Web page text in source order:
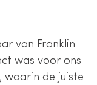
van Franklin
was voor ons
waarin de juiste